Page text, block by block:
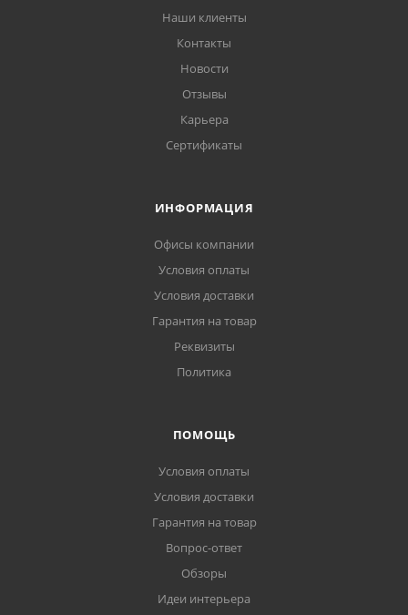
Наши клиенты
Контакты
Новости
Отзывы
Карьера
Сертификаты
ИНФОРМАЦИЯ
Офисы компании
Условия оплаты
Условия доставки
Гарантия на товар
Реквизиты
Политика
ПОМОЩЬ
Условия оплаты
Условия доставки
Гарантия на товар
Вопрос-ответ
Обзоры
Идеи интерьера